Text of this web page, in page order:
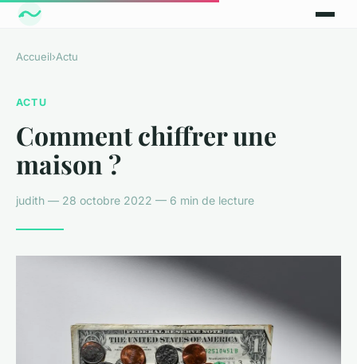
Accueil›Actu
ACTU
Comment chiffrer une
maison ?
judith — 28 octobre 2022 — 6 min de lecture